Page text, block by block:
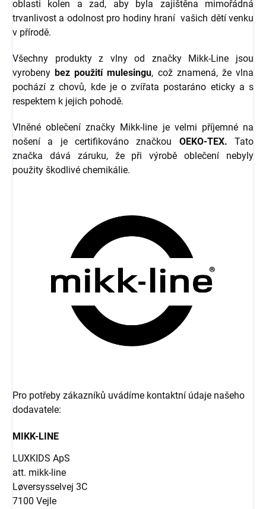
oblasti kolen a zad, aby byla zajištěna mimořádná
trvanlivost a odolnost pro hodiny hraní vašich dětí venku
v přírodě.
Všechny produkty z vlny od značky Mikk-Line jsou
vyrobenybez použití mulesingu, což znamená, že vlna
pochází z chovů, kde je o zvířata postaráno eticky a s
respektem k jejich pohodě.
Vlněné oblečení značky Mikk-line je velmi příjemné na
nošení a je certifikováno značkou OEKO-TEX. Tato
značka dává záruku, že při výrobě oblečení nebyly
použity škodlivé chemikálie.
Pro potřeby zákazníků uvádíme kontaktní údaje našeho
dodavatele:
MIKK-LINE
LUXKIDS ApS
att. mikk-line
Løversysselvej 3C
7100 Vejle